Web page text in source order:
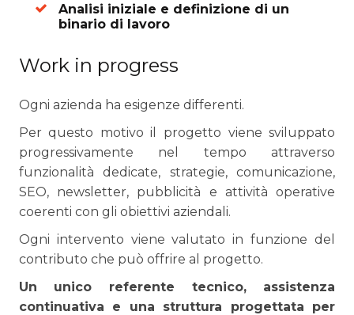
Analisi iniziale e definizione di un
binario di lavoro
Work in progress
Ogni azienda ha esigenze differenti.
Per questo motivo il progetto viene sviluppato
progressivamente nel tempo attraverso
funzionalità dedicate, strategie, comunicazione,
SEO, newsletter, pubblicità e attività operative
coerenti con gli obiettivi aziendali.
Ogni intervento viene valutato in funzione del
contributo che può offrire al progetto.
Un unico referente tecnico, assistenza
continuativa e una struttura progettata per